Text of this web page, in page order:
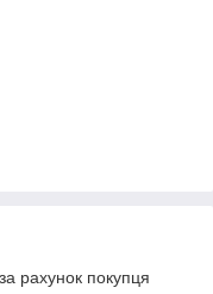
рахунок покупця